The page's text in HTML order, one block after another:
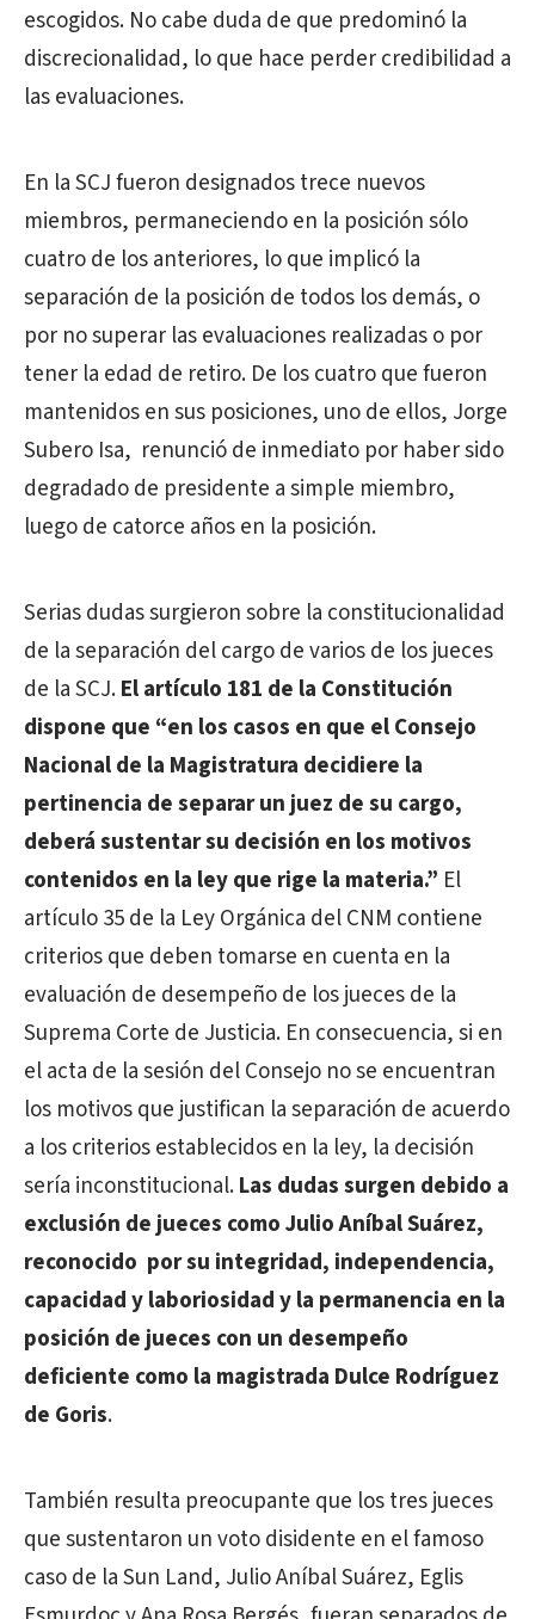
escogidos. No cabe duda de que predominó la
discrecionalidad, lo que hace perder credibilidad a
las evaluaciones.
En la SCJ fueron designados trece nuevos
miembros, permaneciendo en la posición sólo
cuatro de los anteriores, lo que implicó la
separación de la posición de todos los demás, o
por no superar las evaluaciones realizadas o por
tener la edad de retiro. De los cuatro que fueron
mantenidos en sus posiciones, uno de ellos, Jorge
Subero Isa, renunció de inmediato por haber sido
degradado de presidente a simple miembro,
luego de catorce años en la posición.
Serias dudas surgieron sobre la constitucionalidad
de la separación del cargo de varios de los jueces
de la SCJ.Elartículo 181 de la Constitución
dispone que “en los casos en que el Consejo
Nacional de la Magistratura decidiere la
pertinencia de separar un juez de su cargo,
deberá sustentar su decisión en los motivos
contenidos en la ley que rige la materia.” El
artículo 35 de la Ley Orgánica del CNM contiene
criterios que deben tomarse en cuenta en la
evaluación de desempeño de los jueces de la
Suprema Corte de Justicia. En consecuencia, si en
el acta de la sesión del Consejo no se encuentran
los motivos que justifican la separación de acuerdo
a los criterios establecidos en la ley, la decisión
sería inconstitucional.Las dudas surgen debido a
exclusión de jueces como Julio Aníbal Suárez,
reconocido por su integridad, independencia,
capacidad y laboriosidad y la permanencia en la
posición de jueces con un desempeño
deficiente como la magistrada Dulce Rodríguez
de Goris.
También resulta preocupante que los tres jueces
que sustentaron un voto disidente en el famoso
caso de la Sun Land, Julio Aníbal Suárez, Eglis